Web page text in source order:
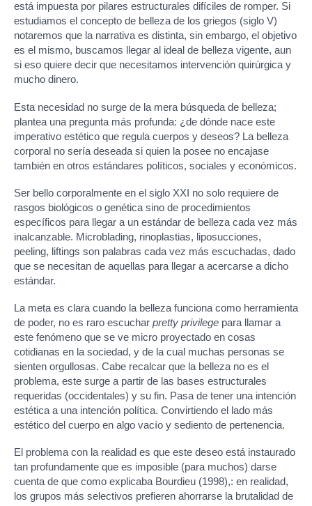
está impuesta por pilares estructurales difíciles de romper. Si
estudiamos el concepto de belleza de los griegos (siglo V)
notaremos que la narrativa es distinta, sin embargo, el objetivo
es el mismo, buscamos llegar al ideal de belleza vigente, aun
si eso quiere decir que necesitamos intervención quirúrgica y
mucho dinero.
Esta necesidad no surge de la mera búsqueda de belleza;
plantea una pregunta más profunda: ¿de dónde nace este
imperativo estético que regula cuerpos y deseos? La belleza
corporal no sería deseada si quien la posee no encajase
también en otros estándares políticos, sociales y económicos.
Ser bello corporalmente en el siglo XXI no solo requiere de
rasgos biológicos o genética sino de procedimientos
específicos para llegar a un estándar de belleza cada vez más
inalcanzable. Microblading, rinoplastias, liposucciones,
peeling, liftings son palabras cada vez más escuchadas, dado
que se necesitan de aquellas para llegar a acercarse a dicho
estándar.
La meta es clara cuando la belleza funciona como herramienta
de poder, no es raro escuchar pretty privilege para llamar a
este fenómeno que se ve micro proyectado en cosas
cotidianas en la sociedad, y de la cual muchas personas se
sienten orgullosas. Cabe recalcar que la belleza no es el
problema, este surge a partir de las bases estructurales
requeridas (occidentales) y su fin. Pasa de tener una intención
estética a una intención política. Convirtiendo el lado más
estético del cuerpo en algo vacío y sediento de pertenencia.
El problema con la realidad es que este deseo está instaurado
tan profundamente que es imposible (para muchos) darse
cuenta de que como explicaba Bourdieu (1998),: en realidad,
los grupos más selectivos prefieren ahorrarse la brutalidad de